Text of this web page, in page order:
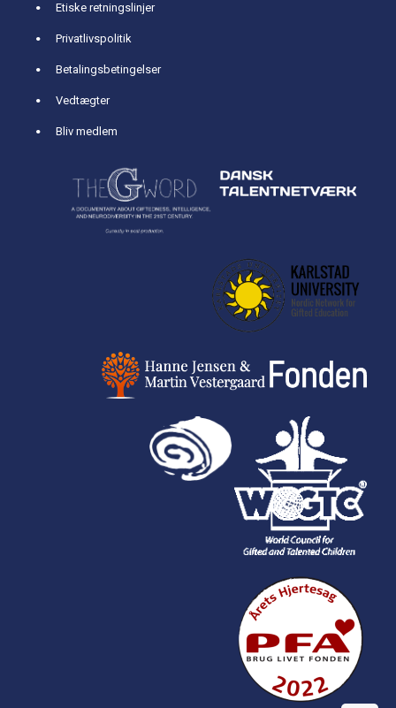
Etiske retningslinjer
Privatlivspolitik
Betalingsbetingelser
Vedtægter
Bliv medlem